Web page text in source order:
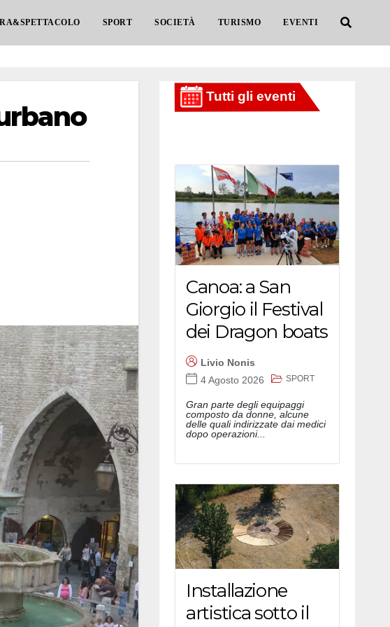
SPORT SOCIETÀ TURISMO EVENTI
Canoa: a San
Giorgio il Festival
dei Dragon boats
Livio Nonis
4 Agosto 2026
SPORT
Gran parte degli equipaggi
composto da donne, alcune
delle quali indirizzate dai medici
dopo operazioni...
Installazione
artistica sotto il